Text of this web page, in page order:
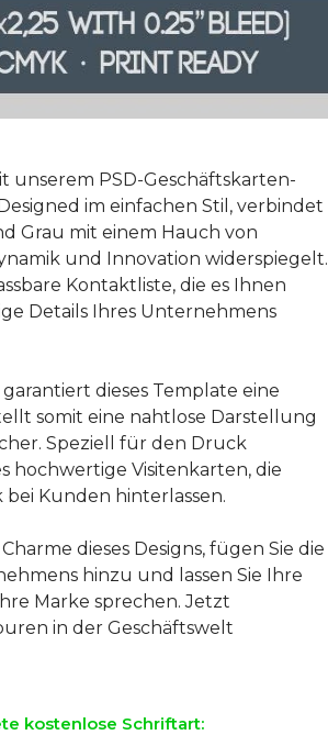
unserem PSD-Geschäftskarten-
im einfachen Stil, verbindet
Grau mit einem Hauch von
und Innovation widerspiegelt.
Kontaktliste, die es Ihnen
Details Ihres Unternehmens
dieses Template eine
somit eine nahtlose Darstellung
Speziell für den Druck
hochwertige Visitenkarten, die
Kunden hinterlassen.
dieses Designs, fügen Sie die
hinzu und lassen Sie Ihre
Marke sprechen. Jetzt
in der Geschäftswelt
kostenlose Schriftart: